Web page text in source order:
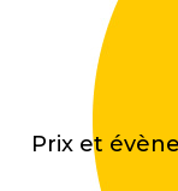
Prix et